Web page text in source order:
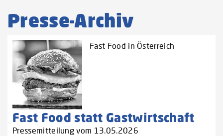
Presse-Archiv
Fast Food in Österreich
Fast Food statt Gastwirtschaft
Pressemitteilung vom 13.05.2026